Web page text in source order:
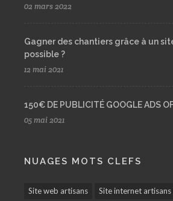
02 mars 2022
Gagner des chantiers grâce à un
possible ?
12 mai 2021
150€ DE PUBLICITÉ GOOGLE ADS
05 mai 2021
NUAGES MOTS CLEFS
Site web artisans
Site internet artisans